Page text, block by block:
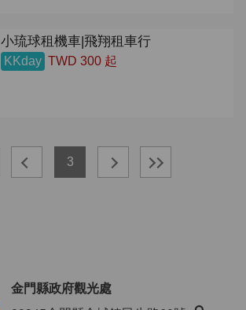
小琉球租機車|飛翔租車行
KKday TWD 300 起
3
金門縣政府觀光處